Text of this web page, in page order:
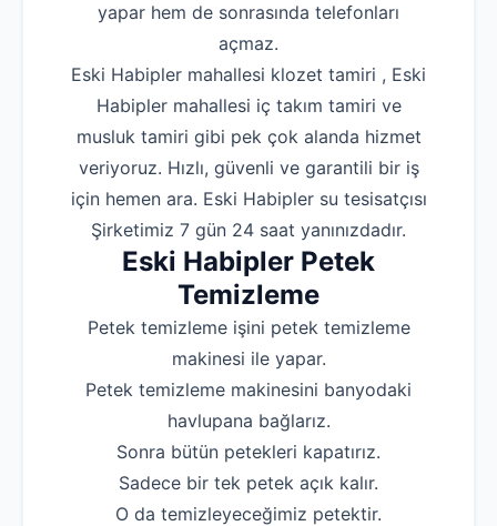
Robotla
Su Kaçağı
Profesyonel Petek
İletişim
yapar hem de sonrasında telefonları
açmaz.
Eski Habipler mahallesi klozet tamiri , Eski
Habipler mahallesi iç takım tamiri ve
musluk tamiri gibi pek çok alanda hizmet
veriyoruz. Hızlı, güvenli ve garantili bir iş
için hemen ara. Eski Habipler su tesisatçısı
Şirketimiz 7 gün 24 saat yanınızdadır.
Eski Habipler Petek
Temizleme
Petek temizleme işini petek temizleme
makinesi ile yapar.
Petek temizleme makinesini banyodaki
havlupana bağlarız.
Sonra bütün petekleri kapatırız.
Sadece bir tek petek açık kalır.
O da temizleyeceğimiz petektir.